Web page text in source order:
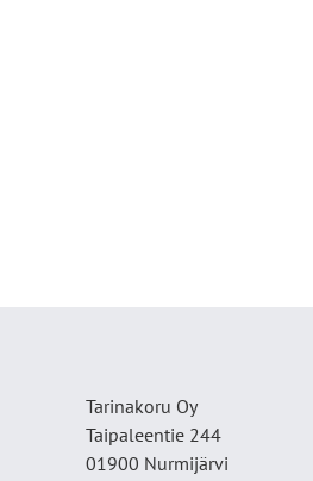
Tarinakoru Oy
Taipaleentie 244
01900 Nurmijärvi